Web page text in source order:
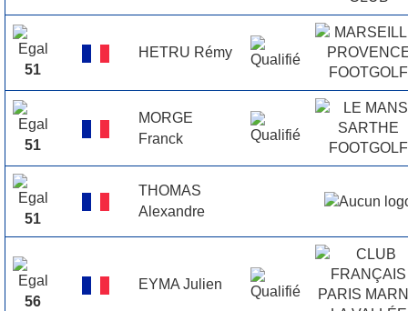
51
HETRU Rémy
51
MORGE
Franck
51
THOMAS
Alexandre
56
EYMA Julien